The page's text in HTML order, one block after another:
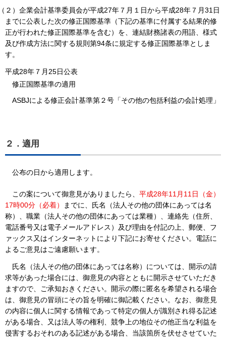
２）企業会計基準委員会が平成27年７月１日から平成28年７月31日
までに公表した次の修正国際基準（下記の基準に付属する結果的修
正が行われた修正国際基準を含む）を、連結財務諸表の用語、様式
及び作成方法に関する規則第94条に規定する修正国際基準としま
す。
平成28年７月25日公表
修正国際基準の適用
ASBJによる修正会計基準第２号「その他の包括利益の会計処理」
２．適用
公布の日から適用します。
この案について御意見がありましたら、 平成28年11月11日（金）
17時00分（必着）
までに、氏名（法人その他の団体にあっては名
称）、職業（法人その他の団体にあっては業種）、連絡先（住所、
電話番号又は電子メールアドレス）及び理由を付記の上、郵便、フ
ァックス又はインターネットにより下記にお寄せください。電話に
よるご意見はご遠慮願います。
氏名（法人その他の団体にあっては名称）については、開示の請
求等があった場合には、御意見の内容とともに開示させていただき
ますので、ご承知おきください。開示の際に匿名を希望される場合
は、御意見の冒頭にその旨を明確に御記載ください。なお、御意見
の内容に個人に関する情報であって特定の個人が識別され得る記述
がある場合、又は法人等の権利、競争上の地位その他正当な利益を
侵害するおそれのある記述がある場合、当該箇所を伏せさせていた